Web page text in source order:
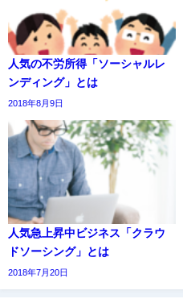
人気の不労所得「ソーシャルレ
ンディング」とは
2018年8月9日
人気急上昇中ビジネス「クラウ
ドソーシング」とは
2018年7月20日